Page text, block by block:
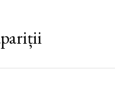
Berlin despre Rusia țaristă și
face din această carte o
Berlin este că ea cuprinde